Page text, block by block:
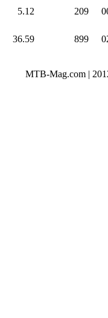
5.12 209
36.59 899
MTB-Mag.com |